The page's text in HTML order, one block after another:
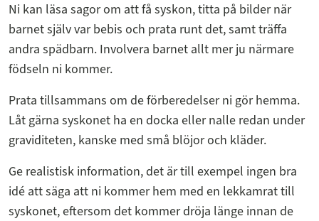
Ni kan läsa sagor om att få syskon, titta på bilder när
barnet själv var bebis och prata runt det, samt träffa
andra spädbarn. Involvera barnet allt mer ju närmare
födseln ni kommer.
Prata tillsammans om de förberedelser ni gör hemma.
Låt gärna syskonet ha en docka eller nalle redan under
graviditeten, kanske med små blöjor och kläder.
Ge realistisk information, det är till exempel ingen bra
idé att säga att ni kommer hem med en lekkamrat till
syskonet, eftersom det kommer dröja länge innan de